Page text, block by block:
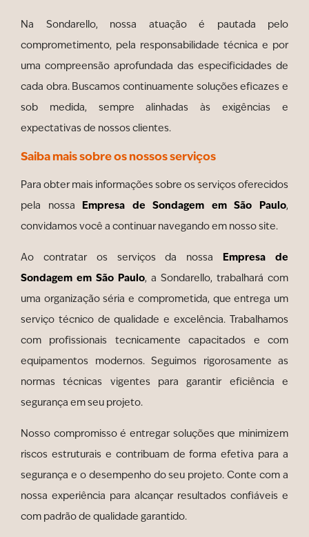
Na Sondarello, nossa atuação é pautada pelo
comprometimento, pela responsabilidade técnica e por
uma compreensão aprofundada das especificidades de
cada obra. Buscamos continuamente soluções eficazes e
sob medida, sempre alinhadas às exigências e
expectativas de nossos clientes.
Saiba mais sobre os nossos serviços
Para obter mais informações sobre os serviços oferecidos
pela nossa Empresa de Sondagem em São Paulo,
convidamos você a continuar navegando em nosso site.
Ao contratar os serviços da nossa Empresa de
Sondagem em São Paulo, a Sondarello, trabalhará com
uma organização séria e comprometida, que entrega um
serviço técnico de qualidade e excelência. Trabalhamos
com profissionais tecnicamente capacitados e com
equipamentos modernos. Seguimos rigorosamente as
normas técnicas vigentes para garantir eficiência e
segurança em seu projeto.
Nosso compromisso é entregar soluções que minimizem
riscos estruturais e contribuam de forma efetiva para a
segurança e o desempenho do seu projeto. Conte com a
nossa experiência para alcançar resultados confiáveis e
com padrão de qualidade garantido.